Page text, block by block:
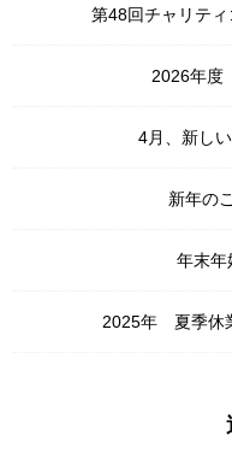
第48回チャリテ
2026年度
4月、新し
新年の
年末年
2025年 夏季休